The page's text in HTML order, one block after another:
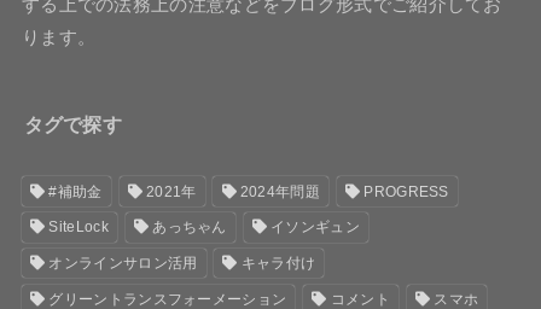
する上での法務上の注意などをブログ形式でご紹介してお
ります。
タグで探す
#補助金 2021年 2024年問題 PROGRESS
SiteLock あっちゃん イソンギュン
オンラインサロン活用 キャラ付け
グリーントランスフォーメーション コメント スマホ